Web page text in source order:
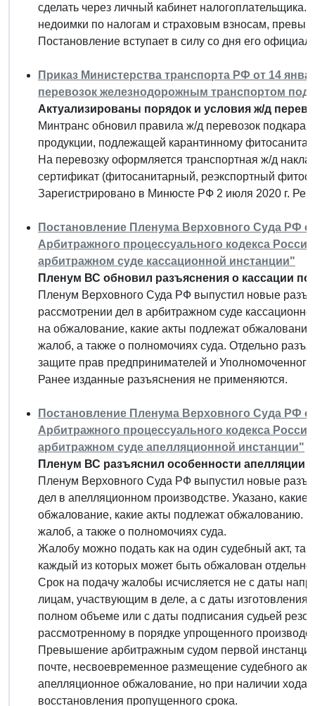
сделать через личный кабинет
недоимки по налогам и страховым взносам,
Постановление вступает в силу со дня его
Приказ Министерства транспорта РФ от 14
перевозок железнодорожным транспортом
Актуализированы порядок и условия ж/д
Минтранс обновил правила ж/д перевозок
продукции, подлежащей карантинному
На перевозку оформляется транспортная ж/д
сертификат (фитосанитарный, реэкспортный
Зарегистрировано в Минюсте РФ 2 июля 2020 г.
Постановление Пленума Верховного Суда РФ
Арбитражного процессуального кодекса
арбитражном суде кассационной инстанции"
Пленум ВС обновил разъяснения о кассации
Пленум Верховного Суда РФ выпустил новые
рассмотрении дел в арбитражном суде
на обжалование, какие акты подлежат
жалоб, а также о полномочиях суда. Отдельно
защите прав предпринимателей и
Ранее изданные разъяснения не применяются.
Постановление Пленума Верховного Суда РФ
Арбитражного процессуального кодекса
арбитражном суде апелляционной инстанции"
Пленум ВС разъяснил особенности апелляции
Пленум Верховного Суда РФ выпустил новые
дел в апелляционном производстве. Указано,
обжалование, какие акты подлежат обжалованию.
жалоб, а также о полномочиях суда.
Жалобу можно подать как на один судебный акт,
каждый из которых может быть обжалован отдельно.
Срок на подачу жалобы исчисляется не с даты
лицам, участвующим в деле, а с даты изготовления
полном объеме или с даты подписания судьей
рассмотренному в порядке упрощенного
Превышение арбитражным судом первой
почте, несвоевременное размещение судебного
апелляционное обжалование, но при наличии
восстановления пропущенного срока.